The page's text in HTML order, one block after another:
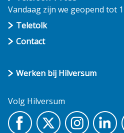
Vandaag zijn we geopend tot
Teletolk
Contact
Werken bij Hilversum
Volg Hilversum